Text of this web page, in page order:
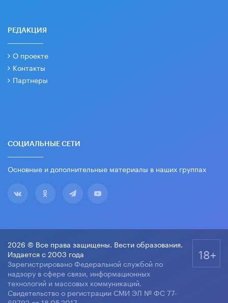
РЕДАКЦИЯ
О проекте
Контакты
Партнеры
СОЦИАЛЬНЫЕ СЕТИ
Основные и дополнительные материалы в наших группах
2026 © Все права защищены. Вести образования.
Издается с 2003 года
Зарегистрировано Федеральной службой по
надзору в сфере связи, информационных
технологий и массовых коммуникаций.
Свидетельство о регистрации СМИ ЭЛ № ФС 77-
18+